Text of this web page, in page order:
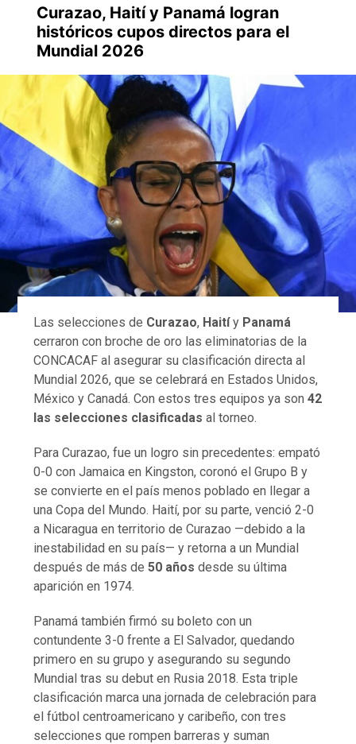
Curazao, Haití y Panamá logran
históricos cupos directos para el
Mundial 2026
Las selecciones de Curazao, Haitíy Panamá
cerraron con broche de oro las eliminatorias de la
CONCACAF al asegurar su clasificación directa al
Mundial 2026, que se celebrará en Estados Unidos,
México y Canadá. Con estos tres equipos ya son42
las selecciones clasificadas al torneo.
Para Curazao, fue un logro sin precedentes: empató
0-0 con Jamaica en Kingston, coronó el Grupo B y
se convierte en el país menos poblado en llegar a
una Copa del Mundo. Haití, por su parte, venció 2-0
a Nicaragua en territorio de Curazao —debido a la
inestabilidad en su país— y retorna a un Mundial
después de más de50 años desde su última
aparición en 1974.
Panamá también firmó su boleto con un
contundente 3-0 frente a El Salvador, quedando
primero en su grupo y asegurando su segundo
Mundial tras su debut en Rusia 2018. Esta triple
clasificación marca una jornada de celebración para
el fútbol centroamericano y caribeño, con tres
selecciones que rompen barreras y suman